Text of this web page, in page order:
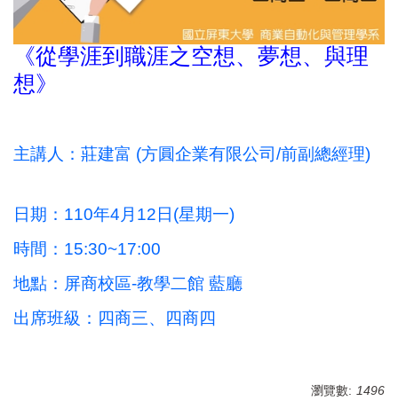
《從學涯到職涯之空想、夢想、與理
想》
主講人：莊建富 (方圓企業有限公司/前副總經理)
日期：110年4月12日(星期一)
時間：15:30~17:00
地點：屏商校區-教學二館 藍廳
出席班級：四商三、四商四
瀏覽數: 1496